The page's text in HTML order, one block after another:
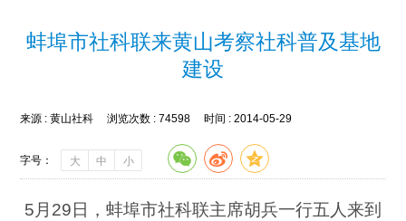
蚌埠市社科联来黄山考察社科普及基地
建设
来源 :黄山社科 浏览次数 :74598 时间 :2014-05-29
字号： 大 中 小
5月29日，蚌埠市社科联主席胡兵一行五人来到